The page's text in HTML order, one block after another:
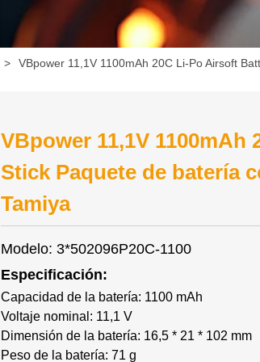
>
VBpower 11,1V 1100mAh 20C Li-Po Airsoft
VBpower 11,1V
Stick Paquete de batería
Tamiya
Modelo: 3*502096P20C-1100
Especificación:
Capacidad de la batería: 1100 mAh
Voltaje nominal: 11,1 V
Dimensión de la batería: 16,5 * 21 * 102 mm
Peso de la batería: 71 g